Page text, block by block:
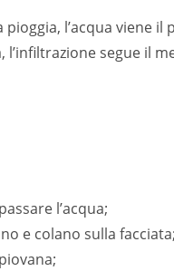
l’acqua viene
segue il
l’acqua;
e colano sulla